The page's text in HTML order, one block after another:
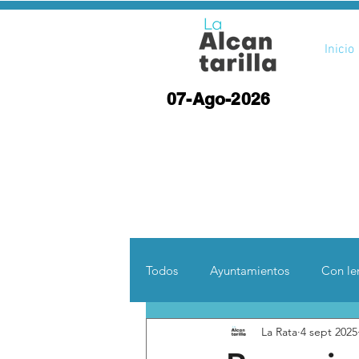
Inicio
07-Ago-2026
Todos Ayuntamientos Con
Desde otras
La Rata 4 sept 2025